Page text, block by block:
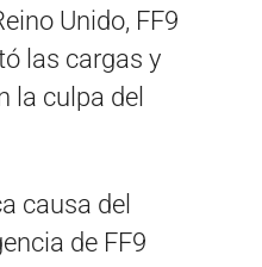
Unido, FF9
las cargas y
la culpa del
causa del
de FF9